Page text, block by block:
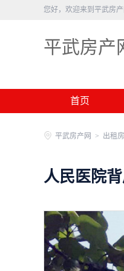
您好，欢迎来到平武房产
平武房产
首页
平武房产网 > 出租
人民医院